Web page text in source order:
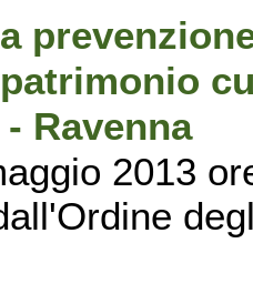
Ravenna
2013